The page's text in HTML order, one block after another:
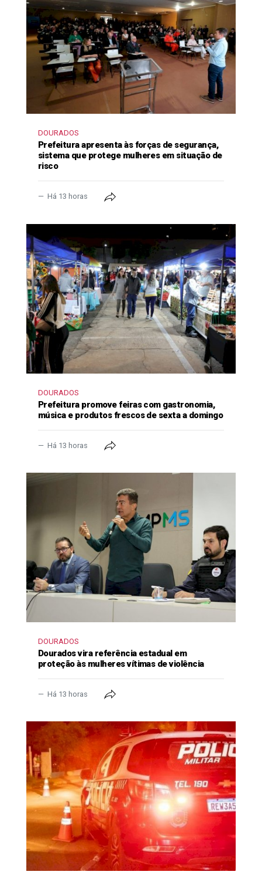
DOURADOS
Prefeitura apresenta às forças de segurança,
sistema que protege mulheres em situação de
risco
Há 13 horas
DOURADOS
Prefeitura promove feiras com gastronomia,
música e produtos frescos de sexta a domingo
Há 13 horas
DOURADOS
Dourados vira referência estadual em
proteção às mulheres vítimas de violência
Há 13 horas